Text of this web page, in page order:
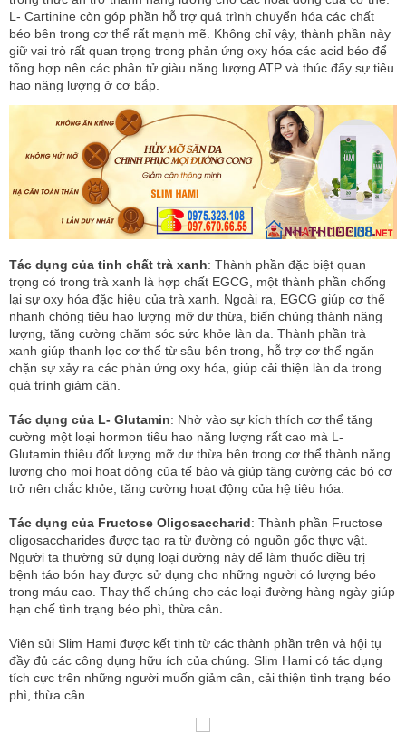
L- Cartinine còn góp phần hỗ trợ quá trình chuyển hóa các chất
béo bên trong cơ thể rất mạnh mẽ. Không chỉ vậy, thành phần này
giữ vai trò rất quan trọng trong phản ứng oxy hóa các acid béo để
tổng hợp nên các phân tử giàu năng lượng ATP và thúc đẩy sự tiêu
hao năng lượng ở cơ bắp.
Tác dụng của tinh chất trà xanh: Thành phần đặc biệt quan
trọng có trong trà xanh là hợp chất EGCG, một thành phần chống
lại sự oxy hóa đặc hiệu của trà xanh. Ngoài ra, EGCG giúp cơ thể
nhanh chóng tiêu hao lượng mỡ dư thừa, biến chúng thành năng
lượng, tăng cường chăm sóc sức khỏe làn da. Thành phần trà
xanh giúp thanh lọc cơ thể từ sâu bên trong, hỗ trợ cơ thể ngăn
chặn sự xảy ra các phản ứng oxy hóa, giúp cải thiện làn da trong
quá trình giảm cân.
Tác dụng của L- Glutamin: Nhờ vào sự kích thích cơ thể tăng
cường một loại hormon tiêu hao năng lượng rất cao mà L-
Glutamin thiêu đốt lượng mỡ dư thừa bên trong cơ thể thành năng
lượng cho mọi hoạt động của tế bào và giúp tăng cường các bó cơ
trở nên chắc khỏe, tăng cường hoạt động của hệ tiêu hóa.
Tác dụng của Fructose Oligosaccharid: Thành phần Fructose
oligosaccharides được tạo ra từ đường có nguồn gốc thực vật.
Người ta thường sử dụng loại đường này để làm thuốc điều trị
bệnh táo bón hay được sử dụng cho những người có lượng béo
trong máu cao. Thay thế chúng cho các loại đường hàng ngày giúp
hạn chế tình trạng béo phì, thừa cân.
Viên sủi Slim Hami được kết tinh từ các thành phần trên và hội tụ
đầy đủ các công dụng hữu ích của chúng. Slim Hami có tác dụng
tích cực trên những người muốn giảm cân, cải thiện tình trạng béo
phì, thừa cân.